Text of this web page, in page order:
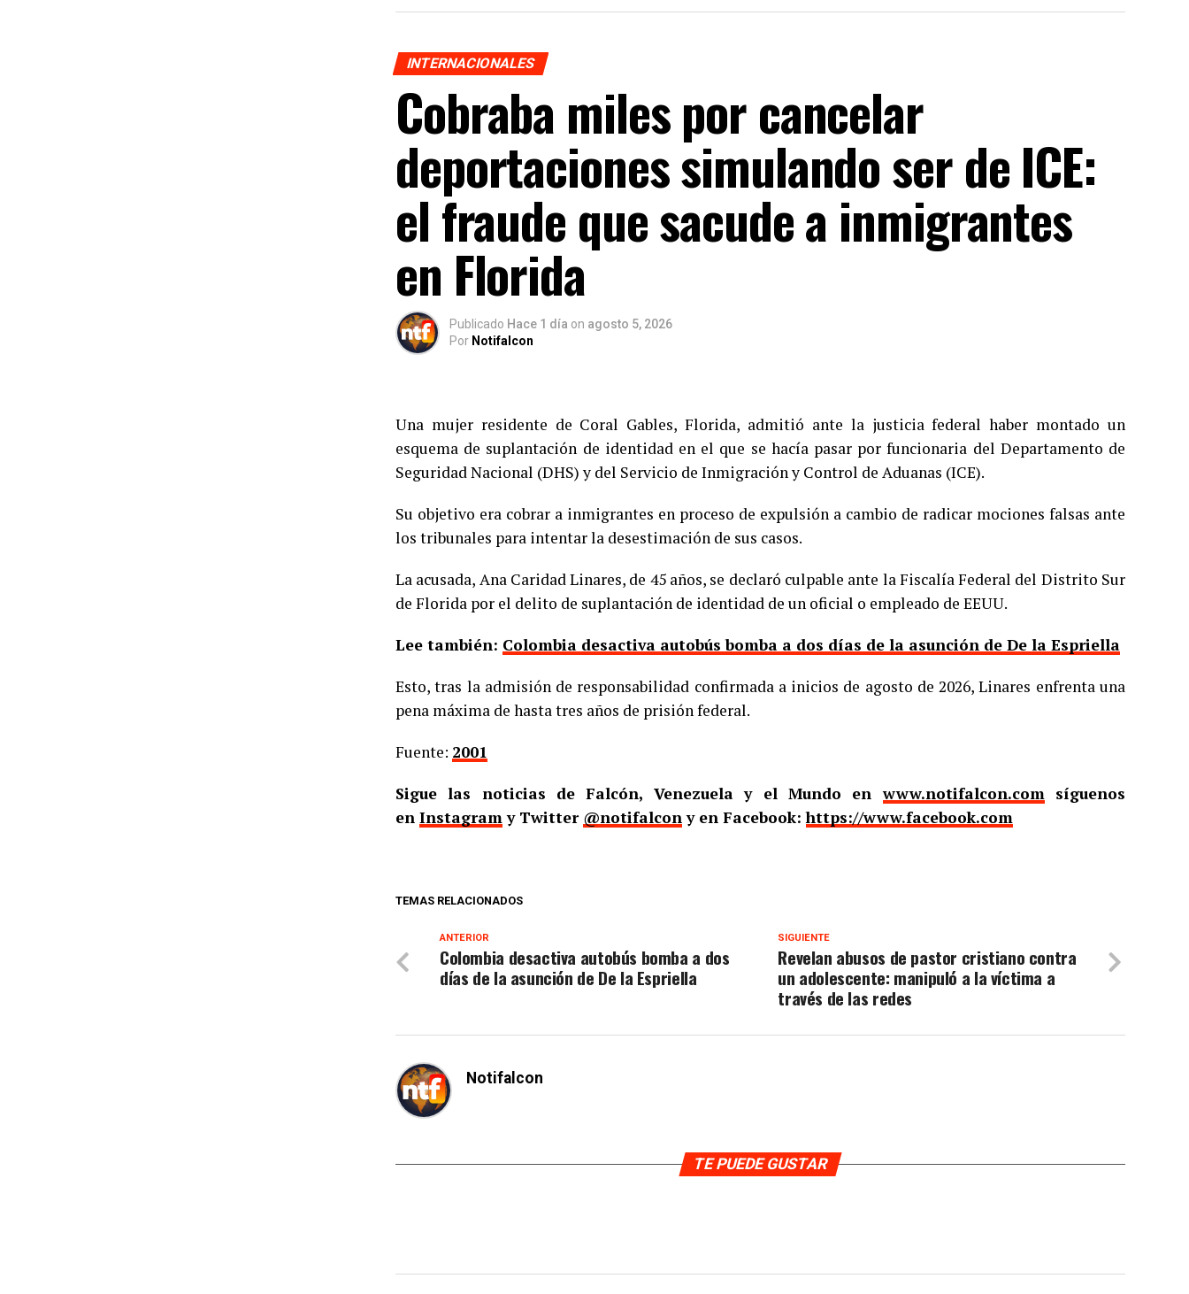
INTERNACIONALES
Cobraba miles por cancelar
deportaciones simulando ser de ICE:
el fraude que sacude a inmigrantes
en Florida
Publicado Hace 1 día on agosto 5, 2026
Por Notifalcon
Una mujer residente de Coral Gables, Florida, admitió ante la justicia federal haber montado un
esquema de suplantación de identidad en el que se hacía pasar por funcionaria del Departamento de
Seguridad Nacional (DHS) y del Servicio de Inmigración y Control de Aduanas (ICE).
Su objetivo era cobrar a inmigrantes en proceso de expulsión a cambio de radicar mociones falsas ante
los tribunales para intentar la desestimación de sus casos.
La acusada, Ana Caridad Linares, de 45 años, se declaró culpable ante la Fiscalía Federal del Distrito Sur
de Florida por el delito de suplantación de identidad de un oficial o empleado de EEUU.
Lee también: Colombia desactiva autobús bomba a dos días de la asunción de De la Espriella
Esto, tras la admisión de responsabilidad confirmada a inicios de agosto de 2026, Linares enfrenta una
pena máxima de hasta tres años de prisión federal.
Fuente: 2001
Sigue las noticias de Falcón, Venezuela y el Mundo enwww.notifalcon.comsíguenos
en Instagramy Twitter @notifalcony en Facebook:https://www.facebook.com
TEMAS RELACIONADOS
SIGUIENTE
Revelan abusos de pastor cristiano contra
un adolescente: manipuló a la víctima a
través de las redes
ANTERIOR
Colombia desactiva autobús bomba a dos
días de la asunción de De la Espriella
Notifalcon
TE PUEDE GUSTAR